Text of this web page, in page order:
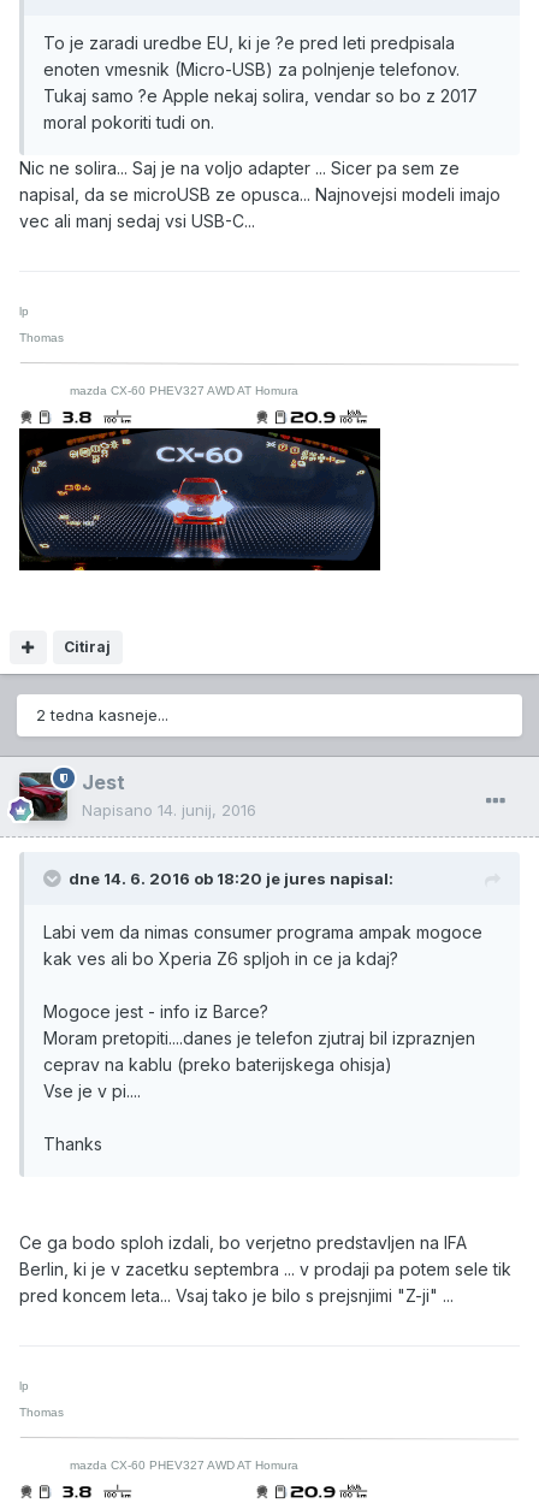
To je zaradi uredbe EU, ki je ?e pred leti predpisala
enoten vmesnik (Micro-USB) za polnjenje telefonov.
Tukaj samo ?e Apple nekaj solira, vendar so bo z 2017
moral pokoriti tudi on.
Nic ne solira... Saj je na voljo adapter ... Sicer pa sem ze
napisal, da se microUSB ze opusca... Najnovejsi modeli imajo
vec ali manj sedaj vsi USB-C...
Citiraj
lp
Thomas
mazda CX-60 PHEV327 AWD AT Homura
2 tedna kasneje...
Jest
Napisano 14. junij, 2016
dne 14. 6. 2016 ob 18:20 je jures napisal:
Labi vem da nimas consumer programa ampak mogoce
kak ves ali bo Xperia Z6 spljoh in ce ja kdaj?
Mogoce jest - info iz Barce?
Moram pretopiti....danes je telefon zjutraj bil izpraznjen
ceprav na kablu (preko baterijskega ohisja)
Vse je v pi....
Thanks
Ce ga bodo sploh izdali, bo verjetno predstavljen na IFA
Berlin, ki je v zacetku septembra ... v prodaji pa potem sele tik
pred koncem leta... Vsaj tako je bilo s prejsnjimi "Z-ji" ...
lp
Thomas
mazda CX-60 PHEV327 AWD AT Homura